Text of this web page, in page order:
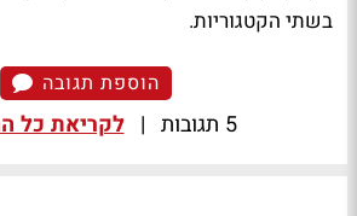
בשתי הקטגוריות.
הוספת תגובה
5 תגובות | לקריאת כל